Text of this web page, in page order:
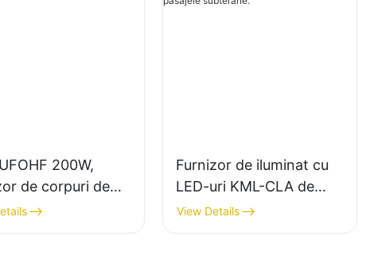
200W,
de corpuri de
LED de mare
pentru iluminatul
Furnizor de iluminat cu
LED-uri KML-CLA de
100W pentru baldachin,
destinat spațiilor
View Details